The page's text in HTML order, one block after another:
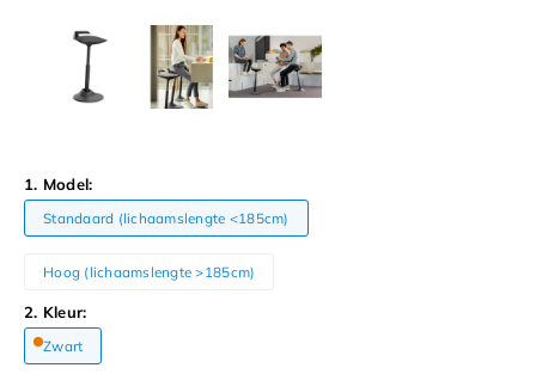
1. Model:
Standaard (lichaamslengte <185cm)
Hoog (lichaamslengte >185cm)
2. Kleur:
Zwart